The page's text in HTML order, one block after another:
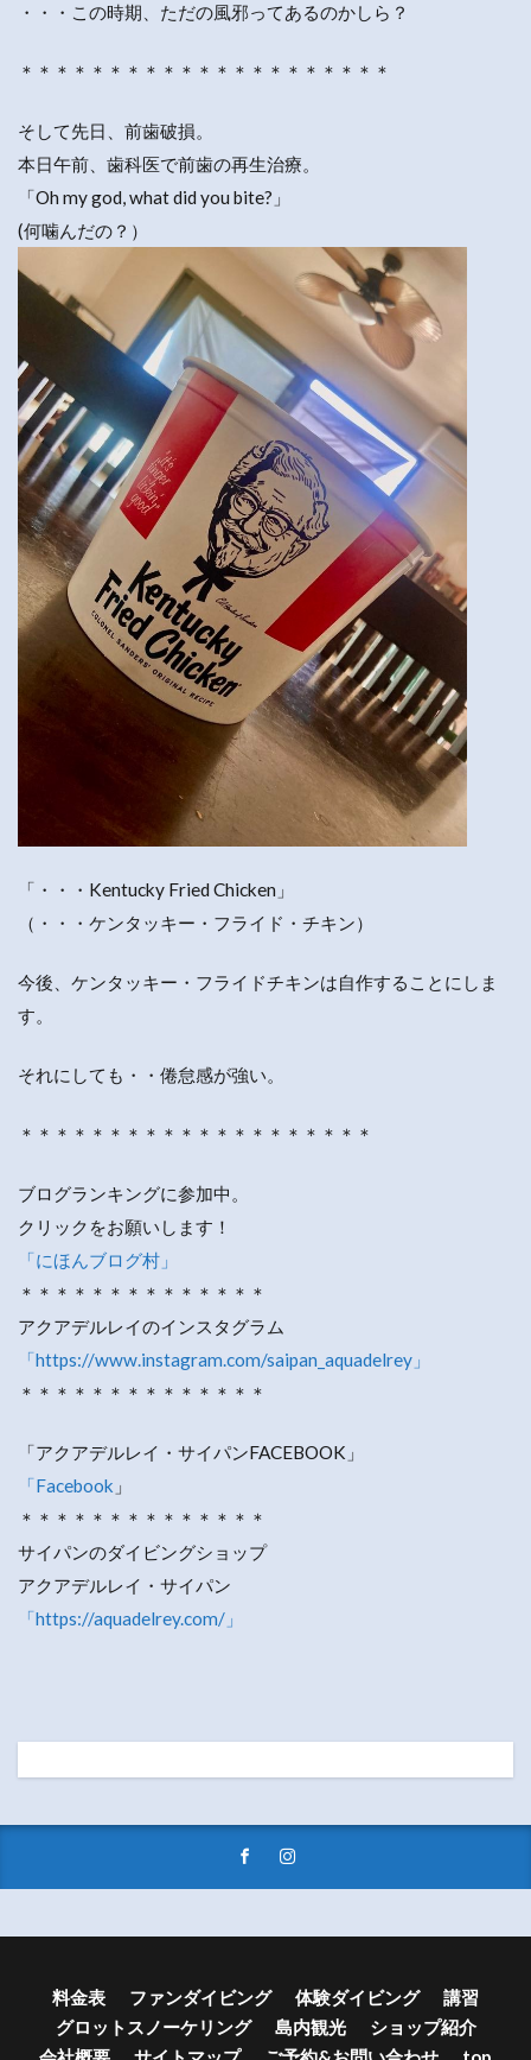
・・・この時期、ただの風邪ってあるのかしら？
＊＊＊＊＊＊＊＊＊＊＊＊＊＊＊＊＊＊＊＊＊
そして先日、前歯破損。
本日午前、歯科医で前歯の再生治療。
「Oh my god, what did you bite?」
(何噛んだの？）
「・・・Kentucky Fried Chicken」
（・・・ケンタッキー・フライド・チキン）
今後、ケンタッキー・フライドチキンは自作することにしま
す。
それにしても・・倦怠感が強い。
＊＊＊＊＊＊＊＊＊＊＊＊＊＊＊＊＊＊＊＊
ブログランキングに参加中。
クリックをお願いします！
「にほんブログ村」
＊＊＊＊＊＊＊＊＊＊＊＊＊＊
アクアデルレイのインスタグラム
「https://www.instagram.com/saipan_aquadelrey」
＊＊＊＊＊＊＊＊＊＊＊＊＊＊
「アクアデルレイ・サイパンFACEBOOK」
「Facebook 」
＊＊＊＊＊＊＊＊＊＊＊＊＊＊
サイパンのダイビングショップ
アクアデルレイ・サイパン
「https://aquadelrey.com/」
料金表 ファンダイビング 体験ダイビング
講習
グロットスノーケリング
島内観光
ショップ紹介